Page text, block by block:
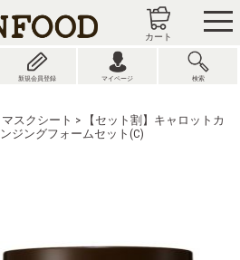
カート
新規会員登録 マイページ 検索
マスクシート > 【セット割】キャロットカ
ジングフォームセット(C)